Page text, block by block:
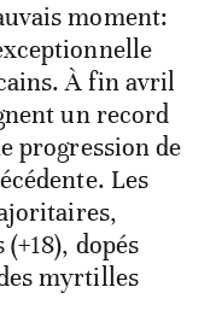
moment:
À fin avril
un record
progression de
Les
dopés
myrtilles